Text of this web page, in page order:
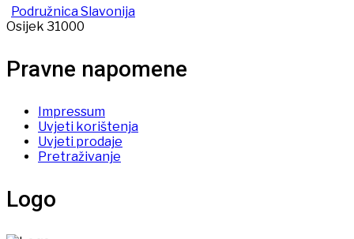
Podružnica Slavonija
Osijek 31000
Pravne napomene
Impressum
Uvjeti korištenja
Uvjeti prodaje
Pretraživanje
Logo